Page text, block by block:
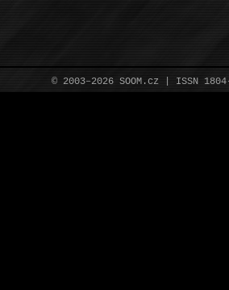
© 2003–2026 SOOM.cz | ISSN